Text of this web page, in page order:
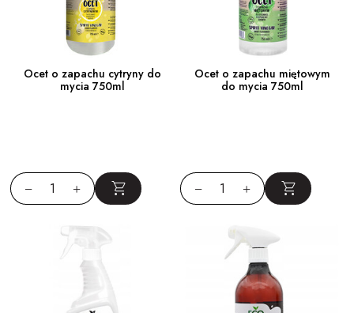
Ocet o zapachu cytryny do
mycia 750ml
Ocet o zapachu miętowym
do mycia 750ml